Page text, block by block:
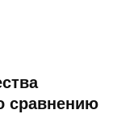
сравнению